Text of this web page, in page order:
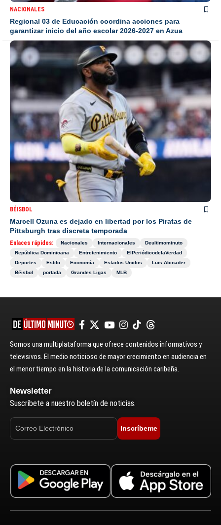
NACIONALES
Regional 03 de Educación coordina acciones para
garantizar inicio del año escolar 2026-2027 en Azua
BÉISBOL
Marcell Ozuna es dejado en libertad por los Piratas de
Pittsburgh tras discreta temporada
Enlaces rápidos: Nacionales Internacionales
Deultimominuto
República Dominicana
Entretenimiento
ElPeriódicodelaVerdad
Deportes
Estilo Economía Estados Unidos
Luis Abinader
Béisbol
portada Grandes Ligas MLB
Somos una multiplataforma que ofrece contenidos informativos y
televisivos. El medio noticioso de mayor crecimiento en audiencia en
el menor tiempo en la historia de la comunicación caribeña.
Newsletter
Suscríbete a nuestro boletín de noticias.
Inscríbeme